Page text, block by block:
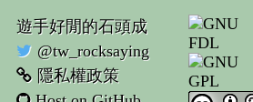
遊手好閒的石頭成
@tw_rocksaying
隱私權政策